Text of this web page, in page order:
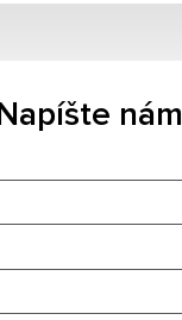
Napíšte nám